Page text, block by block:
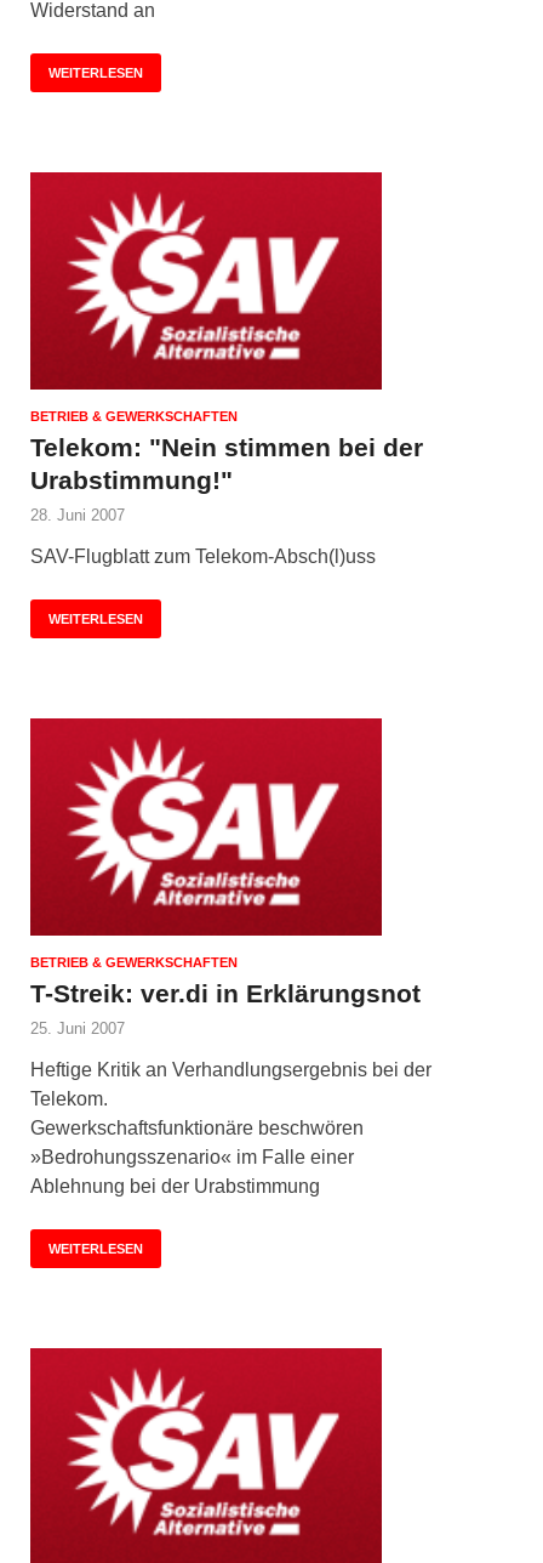
Widerstand an
WEITERLESEN
BETRIEB & GEWERKSCHAFTEN
Telekom: "Nein stimmen bei der
Urabstimmung!"
28. Juni 2007
SAV-Flugblatt zum Telekom-Absch(l)uss
WEITERLESEN
BETRIEB & GEWERKSCHAFTEN
T-Streik: ver.di in Erklärungsnot
25. Juni 2007
Heftige Kritik an Verhandlungsergebnis bei der
Telekom.
Gewerkschaftsfunktionäre beschwören
»Bedrohungsszenario« im Falle einer
Ablehnung bei der Urabstimmung
WEITERLESEN